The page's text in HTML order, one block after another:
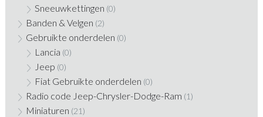
Sneeuwkettingen (0)
Banden & Velgen (2)
Gebruikte onderdelen (0)
Lancia (0)
Jeep (0)
Fiat Gebruikte onderdelen (0)
Radio code Jeep-Chrysler-Dodge-Ram (1)
Miniaturen (21)